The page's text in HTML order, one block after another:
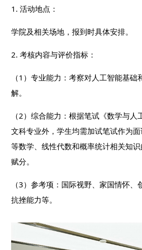
1. 活动地点：
学院及相关场地，报到时具体安排。
2. 考核内容与评价指标：
（1）专业能力：考察对人工智能基础
解。
（2）综合能力：根据笔试《数学与
文科专业外，学生均需加试笔试作为
等数学、线性代数和概率统计相关知
赋分。
（3）参考项：国际视野、家国情怀、
抗挫能力等。